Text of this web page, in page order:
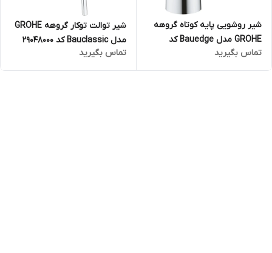
شیر روشویی پایه کوتاه گروهه
GROHE مدل Bauedge کد
23330000
تماس بگیرید
شیر توالت توکار گروهه GROHE
مدل Bauclassic کد 29048000
تماس بگیرید